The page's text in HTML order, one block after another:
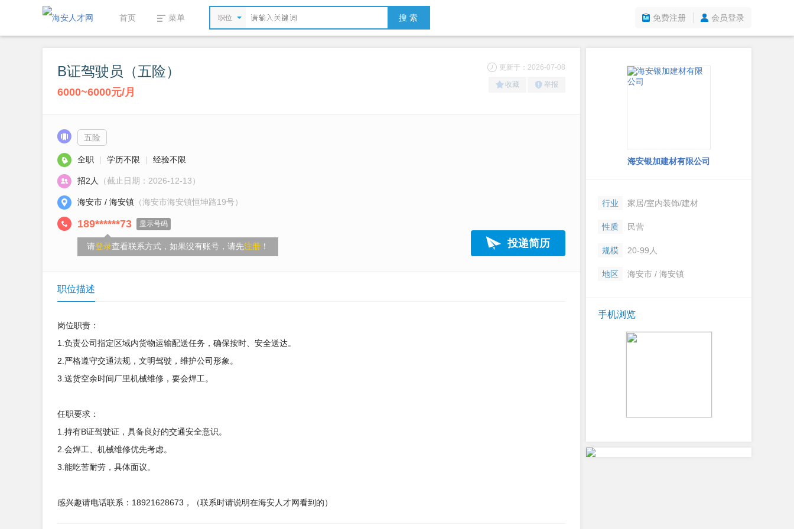
首页 菜单 职位 搜 索 免费注册 会员登录
B证驾驶员（五险）
6000~6000元/月
更新于：2026-07-08
收藏 举报
五险
全职 | 学历不限 | 经验不限
招2人 （截止日期：2026-12-13）
海安市 / 海安镇 （海安市海安镇恒坤路19号）
189******73 显示号码
请登录查看联系方式，如果没有账号，请先注册 ！ 投递简历
职位描述
岗位职责：
1.负责公司指定区域内货物运输配送任务，确保按时、安全送达。
2.严格遵守交通法规，文明驾驶，维护公司形象。
3.送货空余时间厂里机械维修，要会焊工。
任职要求：
1.持有B证驾驶证，具备良好的交通安全意识。
2.会焊工、机械维修优先考虑。
3.能吃苦耐劳，具体面议。
感兴趣请电话联系：18921628673，（联系时请说明在海安人才网看到的）
海安银加建材有限公司
行业 家居/室内装饰/建材
性质 民营
规模 20-99人
地区 海安市 / 海安镇
手机浏览